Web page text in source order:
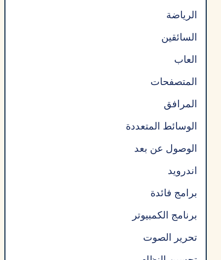
الرياضة
السائقين
العاب
المتصفحات
المرافق
الوسائط المتعددة
الوصول عن بعد
اندرويد
برامج فائدة
برنامج الكمبيوتر
تحرير الصوت